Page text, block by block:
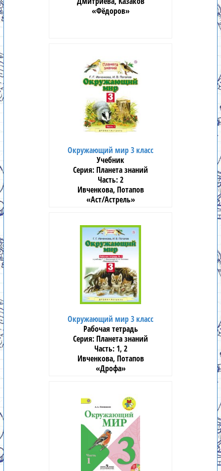
«Фёдоров»
Окружающий мир 3 класс
Учебник
Планета знаний
2
Ивченкова, Потапов
«Аст/Астрель»
Окружающий мир 3 класс
Рабочая тетрадь
Планета знаний
1, 2
Ивченкова, Потапов
«Дрофа»